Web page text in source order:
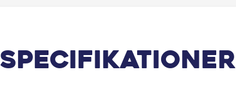
Lyssensor
Specifikationer